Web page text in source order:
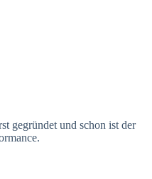
gegründet und schon ist der